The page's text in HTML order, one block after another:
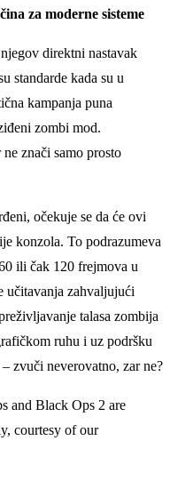
za moderne sisteme
direktni nastavak
standarde kada su u
kampanja puna
zombi mod.
znači samo prosto
očekuje se da će ovi
konzola. To podrazumeva
ili čak 120 frejmova u
učitavanja zahvaljujući
talasa zombija
ruhu i uz podršku
zvuči neverovatno, zar ne?
and Black Ops 2 are
courtesy of our